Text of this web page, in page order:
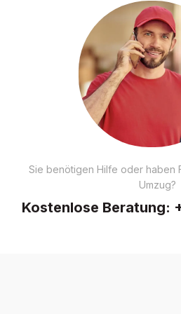
Sie benötigen Hilfe oder haben
Umzug?
Kostenlose Beratung: